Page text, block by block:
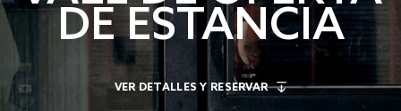
DE ESTANCIA
VER DETALLES Y RESERVAR